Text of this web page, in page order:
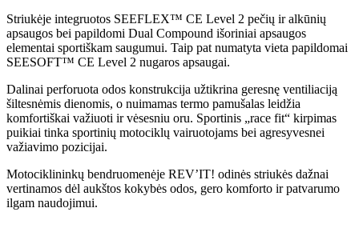
Striukėje integruotos SEEFLEX™ CE Level 2 pečių ir alkūnių
apsaugos bei papildomi Dual Compound išoriniai apsaugos
elementai sportiškam saugumui. Taip pat numatyta vieta papildomai
SEESOFT™ CE Level 2 nugaros apsaugai.
Dalinai perforuota odos konstrukcija užtikrina geresnę ventiliaciją
šiltesnėmis dienomis, o nuimamas termo pamušalas leidžia
komfortiškai važiuoti ir vėsesniu oru. Sportinis „race fit“ kirpimas
puikiai tinka sportinių motociklų vairuotojams bei agresyvesnei
važiavimo pozicijai.
Motociklininkų bendruomenėje REV’IT! odinės striukės dažnai
vertinamos dėl aukštos kokybės odos, gero komforto ir patvarumo
ilgam naudojimui.